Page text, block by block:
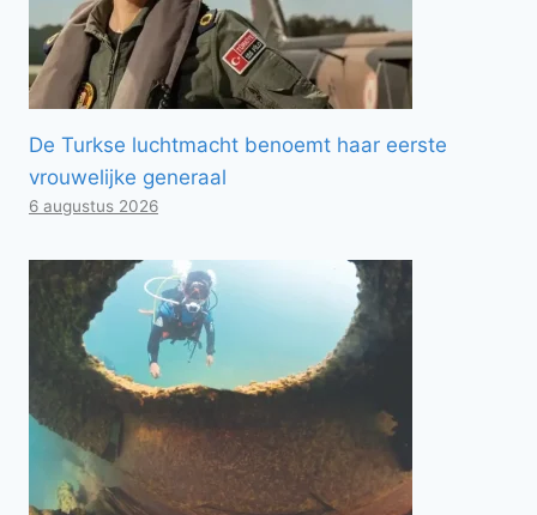
De Turkse luchtmacht benoemt haar eerste
vrouwelijke generaal
6 augustus 2026